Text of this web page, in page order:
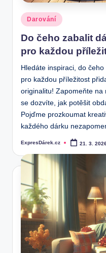
Posted
in
Darování
Do čeho zabalit
pro každou
Hledáte inspiraci, do
pro každou příležitost
originalitu! Zapomeňte na
se dozvíte, jak potěšit
Pojďme prozkoumat
každého dárku
Posted
ExpresDárek.cz 21. 3.